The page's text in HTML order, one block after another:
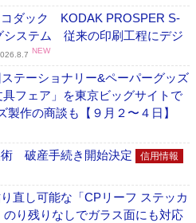
コダック KODAK PROSPER S-
システム 従来の印刷工程にデジ
NEW
テーショナリー&ペーパーグッズ
フェア」を東京ビッグサイトで
作の商談も【９月２〜４日】
破産手続き開始決定 信用情報
直し可能な「CPリーフ ステッカ
り残りなしでガラス面にも対応